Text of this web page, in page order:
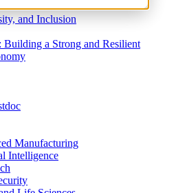
and Inclusion
Building a Strong and Resilient
Manufacturing
Intelligence